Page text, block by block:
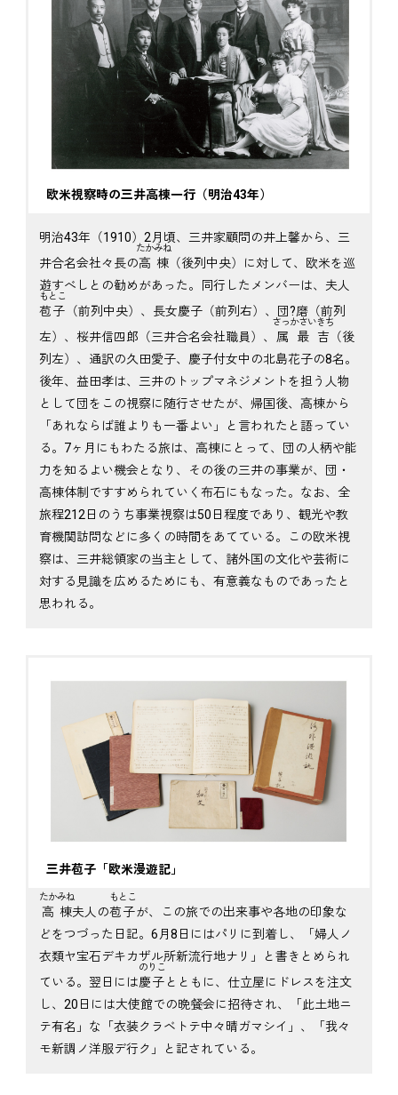
欧米視察時の三井高棟一行（明治43年）
明治43年（1910）2月頃、三井家顧問の井上馨から、三
井合名会社々長の高棟
たかみね
（後列中央）に対して、欧米を巡
遊すべしとの勧めがあった。同行したメンバーは、夫人
苞子
もとこ
（前列中央）、長女慶子（前列右）、団?磨（前列
左）、桜井信四郎（三井合名会社職員）、
属最吉
さっかさいきち
（後
列左）、通訳の久田愛子、慶子付女中の北島花子の8名。
後年、益田孝は、三井のトップマネジメントを担う人物
として団をこの視察に随行させたが、帰国後、高棟から
「あれならば誰よりも一番よい」と言われたと語ってい
る。7ヶ月にもわたる旅は、高棟にとって、団の人柄や能
力を知るよい機会となり、その後の三井の事業が、団・
高棟体制ですすめられていく布石にもなった。なお、全
旅程212日のうち事業視察は50日程度であり、観光や教
育機関訪問などに多くの時間をあてている。この欧米視
察は、三井総領家の当主として、諸外国の文化や芸術に
対する見識を広めるためにも、有意義なものであったと
思われる。
三井苞子「欧米漫遊記」
高棟
たかみね
夫人の苞子
もとこ
が、この旅での出来事や各地の印象な
どをつづった日記。6月8日にはパリに到着し、「婦人ノ
衣類ヤ宝石デキカザル所新流行地ナリ」と書きとめられ
ている。翌日には慶子
のりこ
とともに、仕立屋にドレスを注文
し、20日には大使館での晩餐会に招待され、「此土地ニ
テ有名」な「衣装クラベトテ中々晴ガマシイ」、「我々
モ新調ノ洋服デ行ク」と記されている。